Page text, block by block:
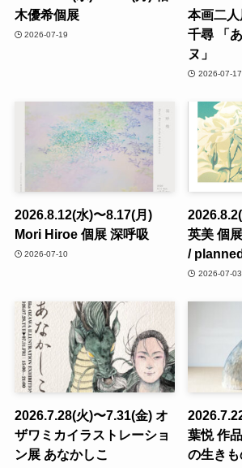
木優希個展
2026-07-19
本画二人
千尋 「
ヌ」
2026-07-17
2026.8.12(水)〜8.17(月)
Mori Hiroe 個展 深呼吸
2026-07-10
英美 個
/
2026-07-03
2026.7.28(火)〜7.31(金) オ
ザワミカイラストレーショ
ン展 あなかしこ
葉悦 作
の生きも